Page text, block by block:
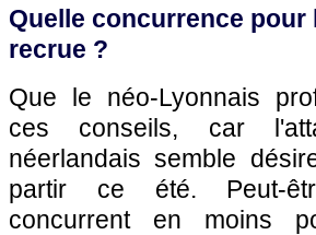
Quelle concurrence pour
recrue ?
Que le néo-Lyonnais
ces conseils, car
néerlandais semble
partir ce été. Peut-
concurrent en moins